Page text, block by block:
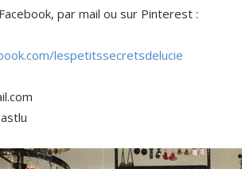
par mail ou sur Pinterest :
lespetitssecretsdelucie